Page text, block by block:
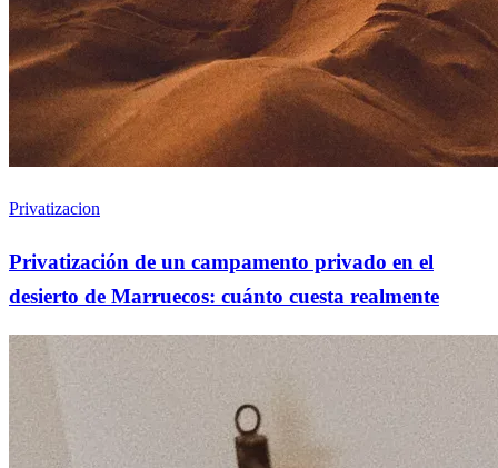
Privatizacion
Privatización de un campamento privado en el
desierto de Marruecos: cuánto cuesta realmente